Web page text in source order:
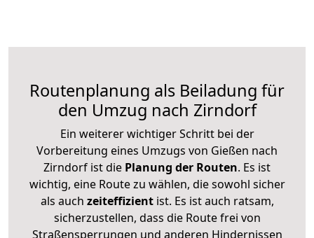
Routenplanung als Beiladung für
den Umzug nach Zirndorf
Ein weiterer wichtiger Schritt bei der
Vorbereitung eines Umzugs von Gießen nach
Zirndorf ist die Planung der Routen. Es ist
wichtig, eine Route zu wählen, die sowohl sicher
als auch zeiteffizientist. Es ist auch ratsam,
sicherzustellen, dass die Route frei von
Straßensperrungen und anderen Hindernissen